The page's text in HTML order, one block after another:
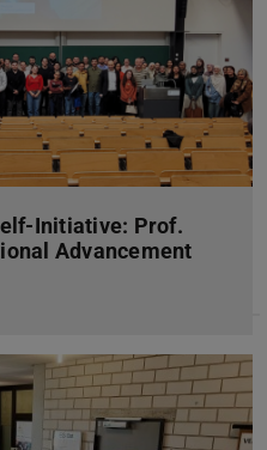
Initiative: Prof.
Advancement